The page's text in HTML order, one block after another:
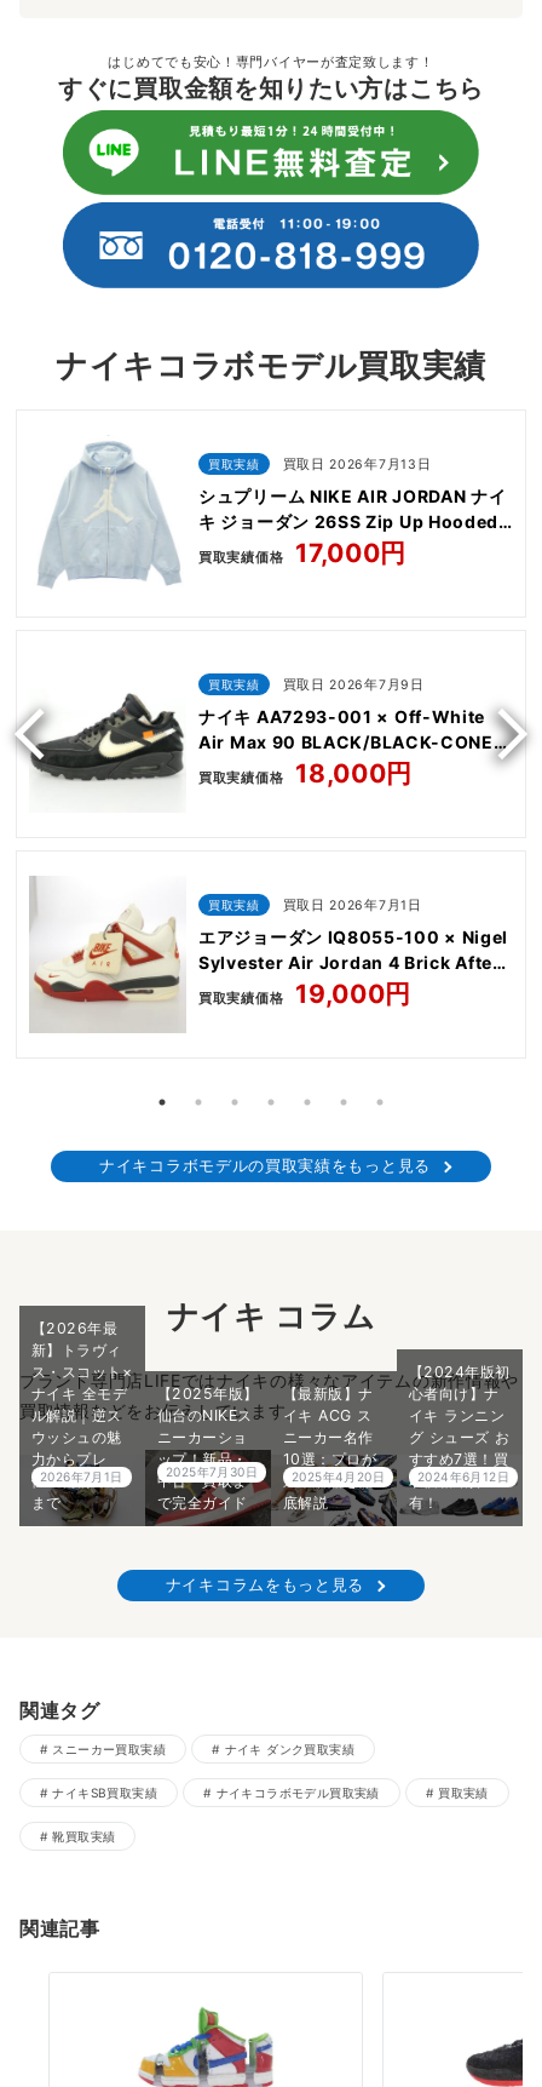
はじめてでも安心！専門バイヤーが査定致します！
すぐに買取金額を知りたい方はこちら
ナイキコラボモデル買取実績
買取実績 買取日 2026年7月13日
シュプリーム NIKE AIR JORDAN ナイ
キ ジョーダン 26SS Zip Up Hooded
Sweatshirt
買取実績価格 17,000円
買取実績 買取日 2026年7月9日
ナイキ AA7293-001 × Off-White
Air Max 90 BLACK/BLACK-CONE-
WHITE
買取実績価格 18,000円
買取実績 買取日 2026年7月1日
エアジョーダン IQ8055-100 × Nigel
Sylvester Air Jordan 4 Brick After
Brick AJ4
買取実績価格 19,000円
ナイキコラボモデルの買取実績をもっと見る
ナイキ コラム
ブランド専門店LIFEではナイキの様々なアイテムの新作情報や
買取情報などをお伝えしています。
【2026年最
新】トラヴィ
ス・スコット×
ナイキ 全モデ
ル解説｜逆ス
ウッシュの魅
力からプレ
値・偽物対策
まで
2026年7月1日
【2025年版】
仙台のNIKEス
ニーカーショ
ップ！新品・
中古・買取ま
で完全ガイド
2025年7月30日
【最新版】ナ
イキ ACG ス
ニーカー名作
10選：プロが
選ぶ名品を徹
底解説
2025年4月20日
【2024年版初
心者向け】ナ
イキ ランニン
グ シューズ お
すすめ7選！買
取価格紹介
有！
2024年6月12日
ナイキコラムをもっと見る
関連タグ
スニーカー買取実績 ナイキ ダンク買取実績
ナイキSB買取実績 ナイキコラボモデル買取実績 買取実績
靴買取実績
関連記事